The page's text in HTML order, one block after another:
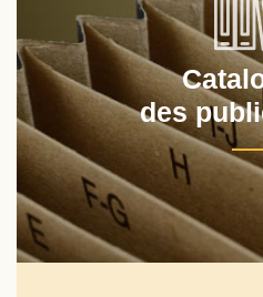
des